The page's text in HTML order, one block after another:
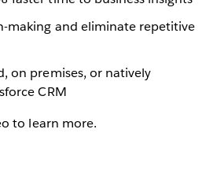
making and eliminate repetitive
on premises, or natively
CRM
to learn more.